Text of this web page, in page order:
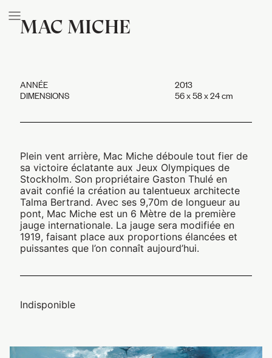
MAC MICHE
ANNÉE
2013
DIMENSIONS
56 x 58 x 24 cm
Plein vent arrière, Mac Miche déboule tout fier de
sa victoire éclatante aux Jeux Olympiques de
Stockholm. Son propriétaire Gaston Thulé en
avait confié la création au talentueux architecte
Talma Bertrand. Avec ses 9,70m de longueur au
pont, Mac Miche est un 6 Mètre de la première
jauge internationale. La jauge sera modifiée en
1919, faisant place aux proportions élancées et
puissantes que l’on connaît aujourd’hui.
Indisponible